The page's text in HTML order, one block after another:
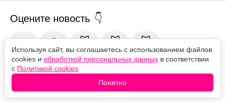
Оцените новость
❤️ 🙏 😹 🙀 😿
Комментарии
Используя сайт, вы соглашаетесь с использованием файлов
cookies и обработкой персональных данных в соответствии
с Политикой cookies
Понятно